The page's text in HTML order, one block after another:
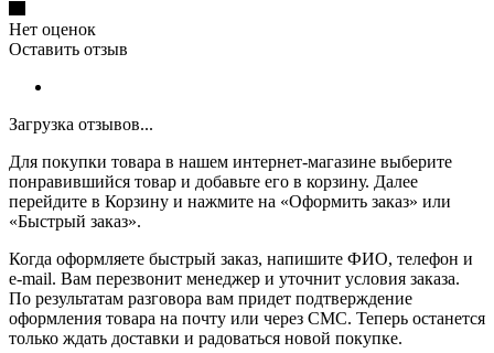
Нет оценок
Оставить отзыв
Загрузка отзывов...
Для покупки товара в нашем интернет-магазине выберите
понравившийся товар и добавьте его в корзину. Далее
перейдите в Корзину и нажмите на «Оформить заказ» или
«Быстрый заказ».
Когда оформляете быстрый заказ, напишите ФИО, телефон и
e-mail. Вам перезвонит менеджер и уточнит условия заказа.
По результатам разговора вам придет подтверждение
оформления товара на почту или через СМС. Теперь останется
только ждать доставки и радоваться новой покупке.